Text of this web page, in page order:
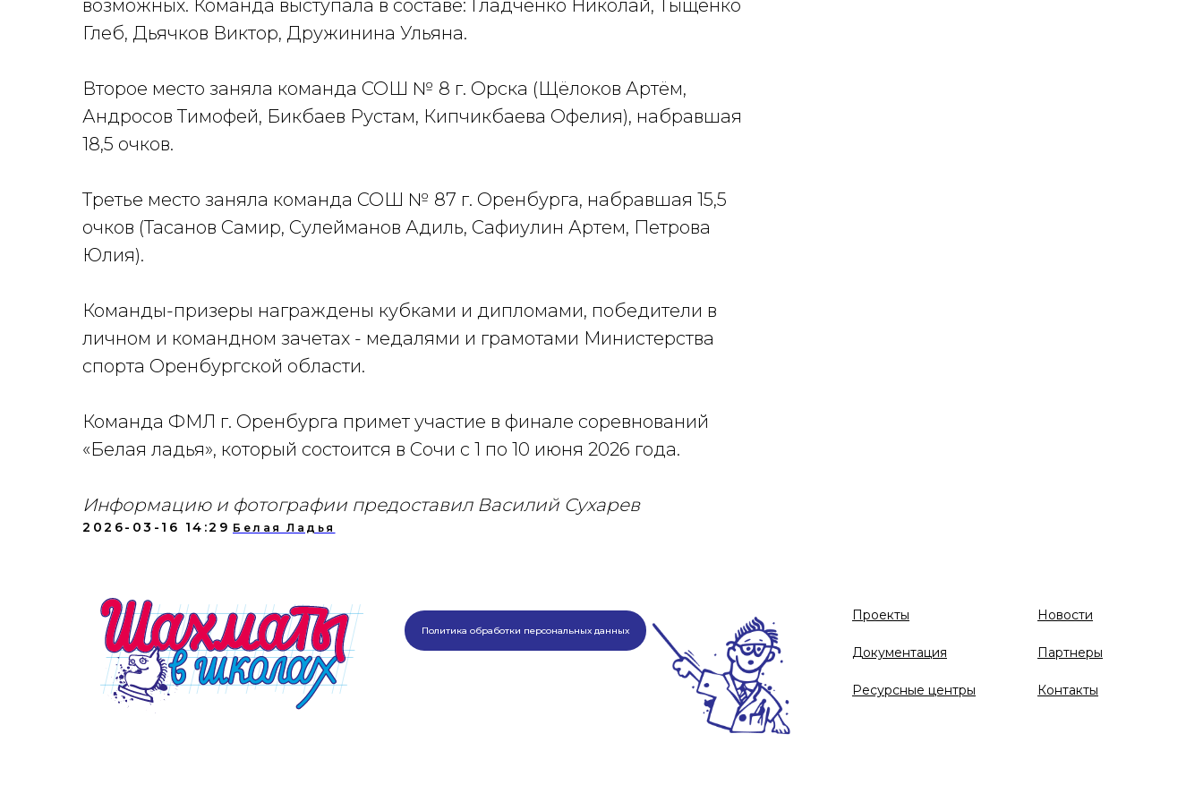
возможных. Команда выступала в составе: Гладченко Николай, Тыщенко
Глеб, Дьячков Виктор, Дружинина Ульяна.
Второе место заняла команда СОШ № 8 г. Орска (Щёлоков Артём,
Андросов Тимофей, Бикбаев Рустам, Кипчикбаева Офелия), набравшая
18,5 очков.
Третье место заняла команда СОШ № 87 г. Оренбурга, набравшая 15,5
очков (Тасанов Самир, Сулейманов Адиль, Сафиулин Артем, Петрова
Юлия).
Команды-призеры награждены кубками и дипломами, победители в
личном и командном зачетах - медалями и грамотами Министерства
спорта Оренбургской области.
Команда ФМЛ г. Оренбурга примет участие в финале соревнований
«Белая ладья», который состоится в Сочи с 1 по 10 июня 2026 года.
Информацию и фотографии предоставил Василий Сухарев
2026-03-16 14:29 Белая Ладья
Проекты
Документация
Ресурсные центры
Новости
Партнеры
Контакты
Политика обработки персональных данных